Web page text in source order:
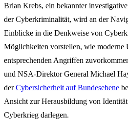
Brian Krebs, ein bekannter
der Cyberkriminalität, wird an der
Einblicke in die Denkweise von
Möglichkeiten vorstellen, wie moderne
entsprechenden Angriffen
und NSA-Direktor General Michael
derCybersicherheit auf Bundesebene
Ansicht zur Herausbildung von
Cyberkrieg darlegen.